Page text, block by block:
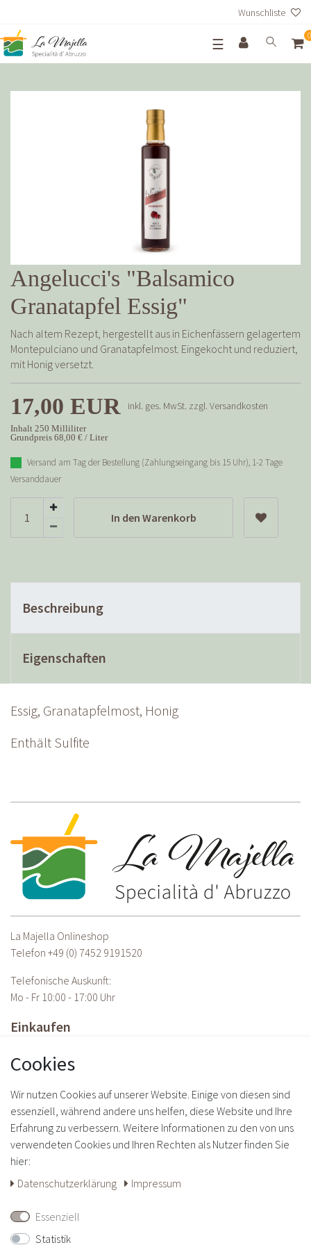
Wunschliste
☰
0
Angelucci's "Balsamico
Granatapfel Essig"
Nach altem Rezept, hergestellt aus in Eichenfässern gelagertem
Montepulciano und Granatapfelmost. Eingekocht und reduziert,
mit Honig versetzt.
17,00 EUR inkl. ges. MwSt. zzgl. Versandkosten
Inhalt 250 Milliliter
Grundpreis 68,00 € / Liter
Versand am Tag der Bestellung (Zahlungseingang bis 15 Uhr), 1-2 Tage
Versanddauer
In den Warenkorb
Beschreibung
Eigenschaften
Essig, Granatapfelmost, Honig
Enthält Sulfite
La Majella Onlineshop
Telefon +49 (0) 7452 9191520
Telefonische Auskunft:
Mo - Fr 10:00 - 17:00 Uhr
Einkaufen
Zahlungsarten
Versandarten & -kosten
Widerrufs­recht
Daten­schutz­erklärung
AGB
Impressum
Vertrag widerrufen
Über Uns
Über uns
Kontakt
Cookies
Wir nutzen Cookies auf unserer Website. Einige von diesen sind
essenziell, während andere uns helfen, diese Website und Ihre
Erfahrung zu verbessern. Weitere Informationen zu den von uns
verwendeten Cookies und Ihren Rechten als Nutzer finden Sie
hier:
Daten­schutz­erklärung
Impressum
Essenziell
Statistik